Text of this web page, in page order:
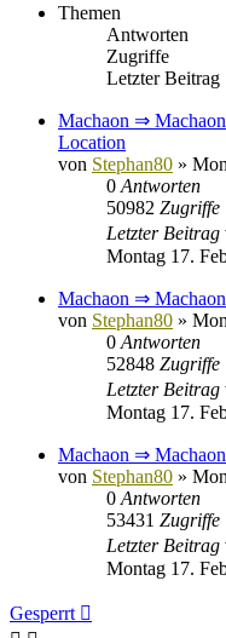
Themen
Antworten
Zugriffe
Letzter Beitrag
Machaon ⇒
Location
von Stephan80 »
0 Antworten
50982 Zugriffe
Letzter Beitrag
Montag 17.
Machaon ⇒
von Stephan80 »
0 Antworten
52848 Zugriffe
Letzter Beitrag
Montag 17.
Machaon ⇒
von Stephan80 »
0 Antworten
53431 Zugriffe
Letzter Beitrag
Montag 17.
Gesperrt